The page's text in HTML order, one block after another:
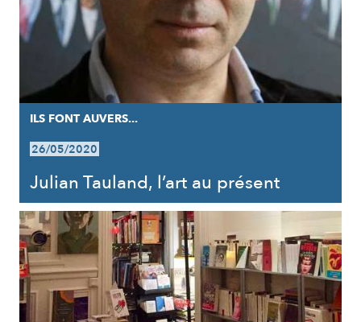
ILS FONT AUVERS...
26/05/2020
Julian Tauland, l’art au présent